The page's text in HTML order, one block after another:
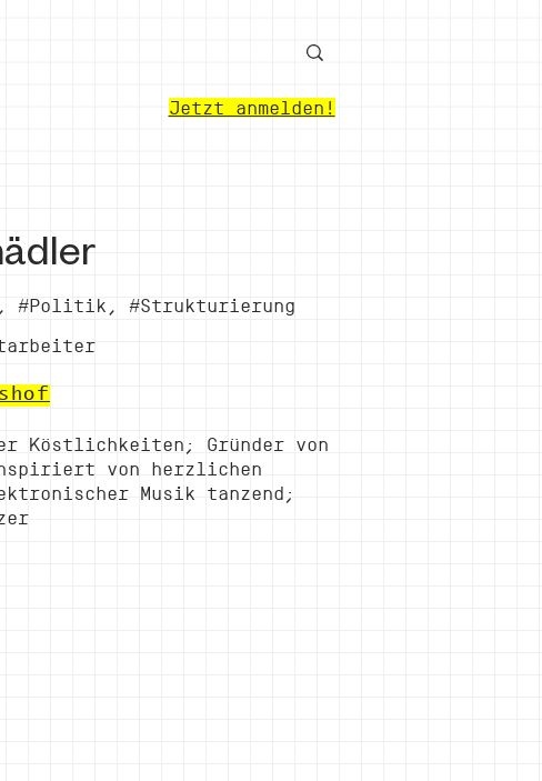
Jetzt anmelden!
#Politik, #Strukturierung
Köstlichkeiten; Gründer von
von herzlichen
Musik tanzend;